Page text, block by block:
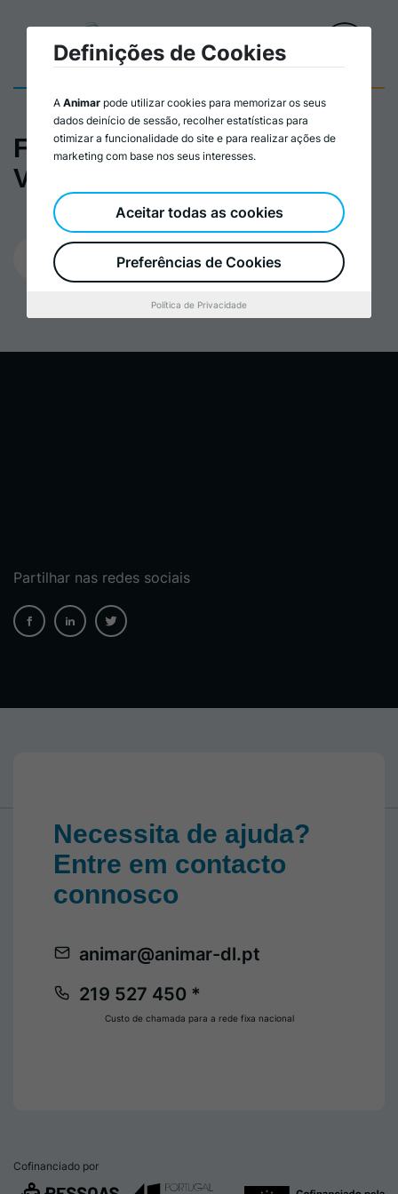
Formação Gestão
Voluntariado_cartaz
16/04/2024
Partilhar nas redes sociais
Necessita de ajuda?
Entre em contacto
connosco
219 527 450 *
animar@animar-dl.pt
Custo de chamada para a rede fixa nacional
Cofinanciado por
Definições de Cookies
A Animar pode utilizar cookies para memorizar os seus
dados deinício de sessão, recolher estatísticas para
otimizar a funcionalidade do site e para realizar ações de
marketing com base nos seus interesses.
Preferências de Cookies
Aceitar todas as cookies
Política de Privacidade